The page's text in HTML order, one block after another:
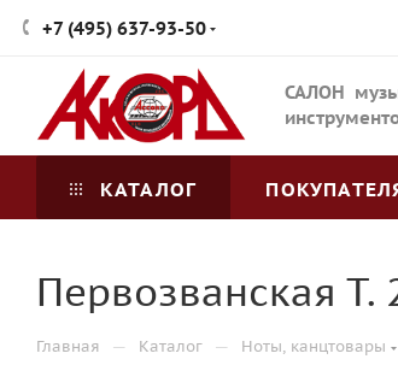
+7 (495) 637-93-50
САЛОН
КАТАЛОГ
Первозванская
Главная — Каталог — Ноты, канцтовары